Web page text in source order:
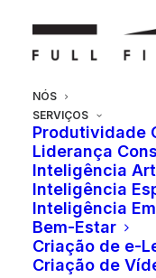
NÓS
SERVIÇOS
Produtividade
Liderança
Inteligência
Inteligência
Inteligência
Bem-Estar
Criação de e-
Criação de